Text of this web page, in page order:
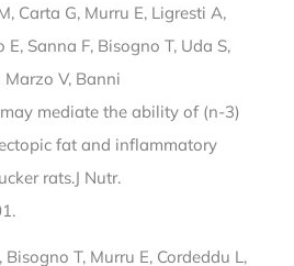
Carta G, Murru E, Ligresti A,
Sanna F, Bisogno T, Uda S,
Marzo V, Banni
mediate the ability of (n-3)
fat and inflammatory
rats.J Nutr.
Bisogno T, Murru E, Cordeddu L,